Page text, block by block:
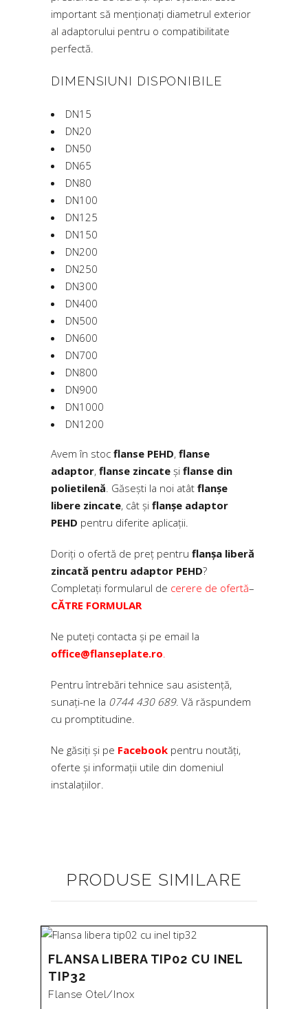
important să menționați diametrul exterior
al adaptorului pentru o compatibilitate
perfectă.
DIMENSIUNI DISPONIBILE
DN15
DN20
DN50
DN65
DN80
DN100
DN125
DN150
DN200
DN250
DN300
DN400
DN500
DN600
DN700
DN800
DN900
DN1000
DN1200
Avem în stoc flanse PEHD, flanse
adaptor, flanse zincate și flanse din
polietilenă. Găsești la noi atât flanșe
libere zincate, cât și flanșe adaptor
PEHD pentru diferite aplicații.
Doriți o ofertă de preț pentru flanșa liberă
zincată pentru adaptor PEHD?
Completați formularul de cerere de ofertă–
CĂTRE FORMULAR
Ne puteți contacta și pe email la
office@flanseplate.ro.
Pentru întrebări tehnice sau asistență,
sunați-ne la 0744 430 689. Vă răspundem
cu promptitudine.
Ne găsiți și pe Facebook pentru noutăți,
oferte și informații utile din domeniul
instalațiilor.
PRODUSE SIMILARE
FLANSA LIBERA TIP02 CU INEL
TIP32
Flanse Otel/inox